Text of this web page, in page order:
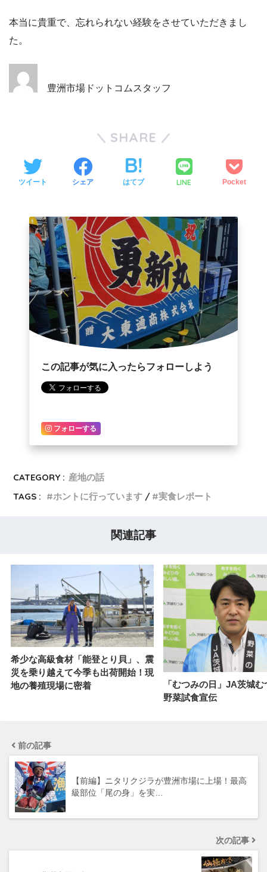
本当に貴重で、忘れられない経験をさせていただきまし
た。
豊洲市場ドットコムスタッフ
SHARE
ツイート シェア はてブ LINE Pocket
この記事が気に入ったらフォローしよう
フォローする
CATEGORY : 産地の話
TAGS :
ホントに行っています 実食レポート
関連記事
希少な高級食材「能登とり貝」、震
災を乗り越えて今季も出荷開始！現
地の養殖現場に密着
「むつみの日」JA茨城
野菜試食宣伝
前の記事
【前編】ニタリクジラが豊洲市場に上場！最高
級部位「尾の身」を実…
次の記事